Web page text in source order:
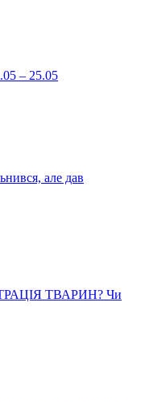
– 25.05
але дав
ТВАРИН? Чи